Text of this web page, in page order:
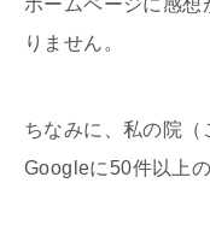
ホームページに感
りません。
ちなみに、私の院（
Googleに50件以上